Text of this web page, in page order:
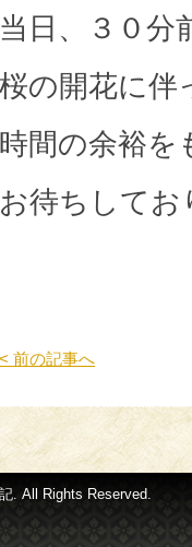
当日、３０分
桜の開花に伴
時間の余裕を
お待ちしてお
< 前の記事へ
. All Rights Reserved.